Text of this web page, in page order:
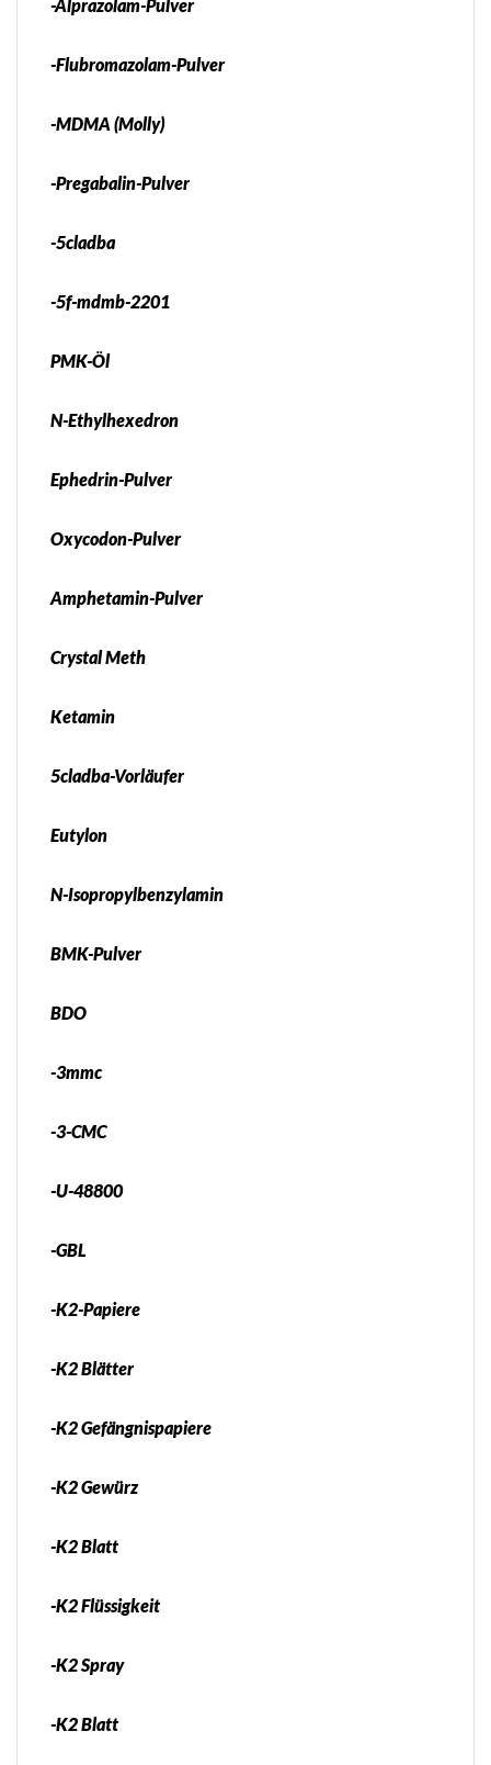
-Alprazolam-Pulver
-Flubromazolam-Pulver
-MDMA (Molly)
-Pregabalin-Pulver
-5cladba
-5f-mdmb-2201
PMK-Öl
N-Ethylhexedron
Ephedrin-Pulver
Oxycodon-Pulver
Amphetamin-Pulver
Crystal Meth
Ketamin
5cladba-Vorläufer
Eutylon
N-Isopropylbenzylamin
BMK-Pulver
BDO
-3mmc
-3-CMC
-U-48800
-GBL
-K2-Papiere
-K2 Blätter
-K2 Gefängnispapiere
-K2 Gewürz
-K2 Blatt
-K2 Flüssigkeit
-K2 Spray
-K2 Blatt